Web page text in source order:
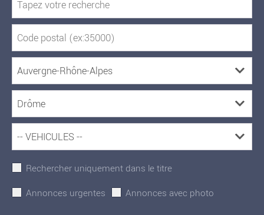
Rechercher uniquement dans le titre
Annonces urgentes
Annonces avec photo